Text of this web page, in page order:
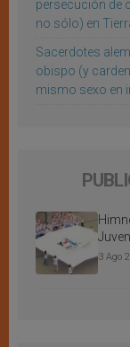
persecución de
no sólo) en
Sacerdotes
obispo (y
mismo sexo en
3 Ago